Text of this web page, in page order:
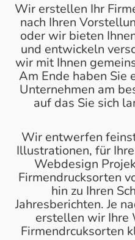
Wir erstellen Ihr
nach Ihren
oder wir bieten
und entwickeln
wir mit Ihnen
Am Ende haben Sie
Unternehmen am
auf das Sie sich
Wir entwerfen
Illustrationen, für
Webdesign
Firmendrucksorten
hin zu Ihren
Jahresberichten. Je
erstellen wir Ihre
Firmendrcuksorten